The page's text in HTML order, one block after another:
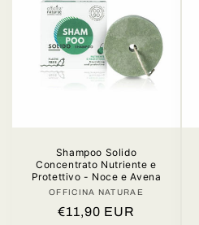
Shampoo Solido
Concentrato Nutriente e
Protettivo - Noce e Avena
Produttore:
OFFICINA NATURAE
Prezzo
€11,90 EUR